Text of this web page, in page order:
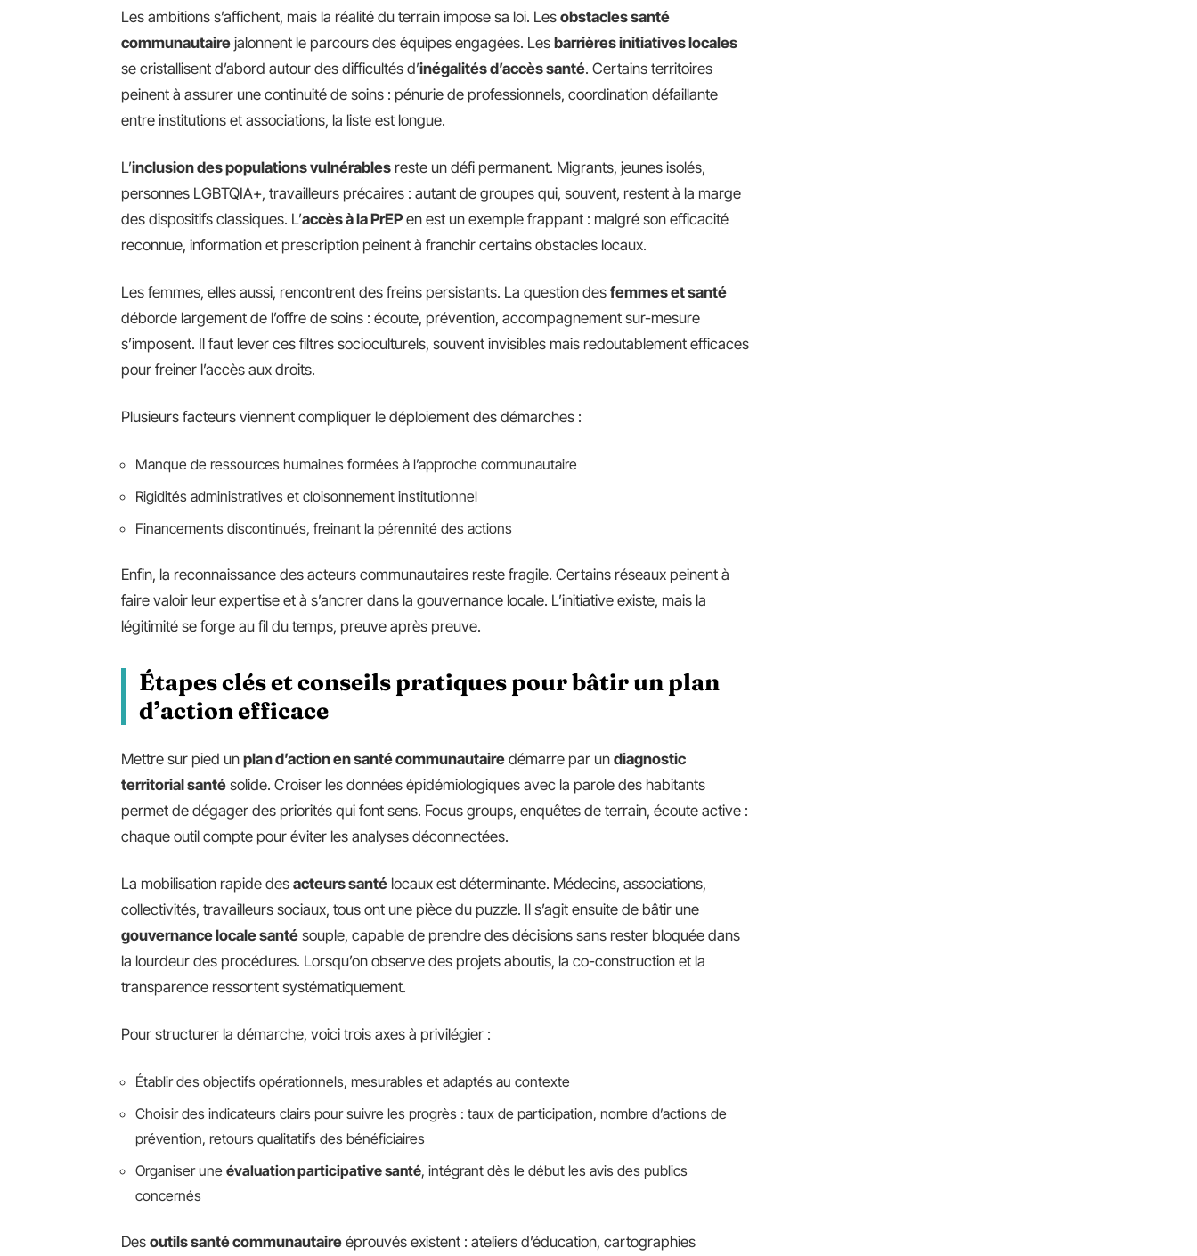
Les ambitions s’affichent, mais la réalité du terrain impose sa loi. Les obstacles santé
communautaire jalonnent le parcours des équipes engagées. Les barrières initiatives locales
se cristallisent d’abord autour des difficultés d’inégalités d’accès santé. Certains territoires
peinent à assurer une continuité de soins : pénurie de professionnels, coordination défaillante
entre institutions et associations, la liste est longue.
L’inclusion des populations vulnérables reste un défi permanent. Migrants, jeunes isolés,
personnes LGBTQIA+, travailleurs précaires : autant de groupes qui, souvent, restent à la marge
des dispositifs classiques. L’accès à la PrEP en est un exemple frappant : malgré son efficacité
reconnue, information et prescription peinent à franchir certains obstacles locaux.
Les femmes, elles aussi, rencontrent des freins persistants. La question des femmes et santé
déborde largement de l’offre de soins : écoute, prévention, accompagnement sur-mesure
s’imposent. Il faut lever ces filtres socioculturels, souvent invisibles mais redoutablement efficaces
pour freiner l’accès aux droits.
Plusieurs facteurs viennent compliquer le déploiement des démarches :
Manque de ressources humaines formées à l’approche communautaire
Rigidités administratives et cloisonnement institutionnel
Financements discontinués, freinant la pérennité des actions
Enfin, la reconnaissance des acteurs communautaires reste fragile. Certains réseaux peinent à
faire valoir leur expertise et à s’ancrer dans la gouvernance locale. L’initiative existe, mais la
légitimité se forge au fil du temps, preuve après preuve.
Étapes clés et conseils pratiques pour bâtir un plan
d’action efficace
Mettre sur pied un plan d’action en santé communautaire démarre par un diagnostic
territorial santé solide. Croiser les données épidémiologiques avec la parole des habitants
permet de dégager des priorités qui font sens. Focus groups, enquêtes de terrain, écoute active :
chaque outil compte pour éviter les analyses déconnectées.
La mobilisation rapide des acteurs santé locaux est déterminante. Médecins, associations,
collectivités, travailleurs sociaux, tous ont une pièce du puzzle. Il s’agit ensuite de bâtir une
gouvernance locale santé souple, capable de prendre des décisions sans rester bloquée dans
la lourdeur des procédures. Lorsqu’on observe des projets aboutis, la co-construction et la
transparence ressortent systématiquement.
Pour structurer la démarche, voici trois axes à privilégier :
Établir des objectifs opérationnels, mesurables et adaptés au contexte
Choisir des indicateurs clairs pour suivre les progrès : taux de participation, nombre d’actions de
prévention, retours qualitatifs des bénéficiaires
Organiser une évaluation participative santé, intégrant dès le début les avis des publics
concernés
Des outils santé communautaire éprouvés existent : ateliers d’éducation, cartographies